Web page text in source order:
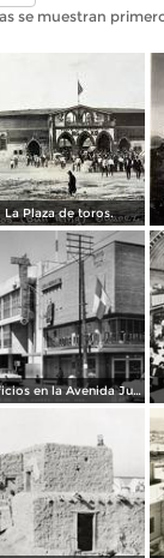
se muestran
La Plaza de toros.
Edificios en la Avenida Juárez